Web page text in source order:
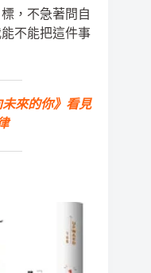
，不急著問自
不能把這件事
未來的你》看見